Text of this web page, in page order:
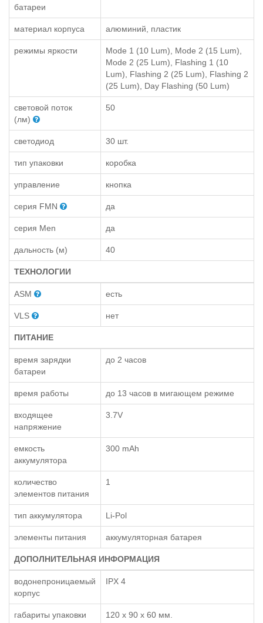
батареи
материал корпуса алюминий, пластик
режимы яркости
Mode 1 (10 Lum), Mode 2 (15 Lum),
Mode 2 (25 Lum), Flashing 1 (10
Lum), Flashing 2 (25 Lum), Flashing 2
(25 Lum), Day Flashing (50 Lum)
световой поток
(лм)
50
светодиод 30 шт.
тип упаковки коробка
управление кнопка
серия FMN да
серия Men да
дальность (м) 40
ТЕХНОЛОГИИ
ASM есть
VLS нет
ПИТАНИЕ
время зарядки
батареи
до 2 часов
время работы до 13 часов в мигающем режиме
входящее
напряжение
3.7V
емкость
аккумулятора
300 mAh
количество
элементов питания
1
тип аккумулятора Li-Pol
элементы питания аккумуляторная батарея
ДОПОЛНИТЕЛЬНАЯ ИНФОРМАЦИЯ
водонепроницаемый
корпус
IPX 4
габариты упаковки 120 x 90 x 60 мм.